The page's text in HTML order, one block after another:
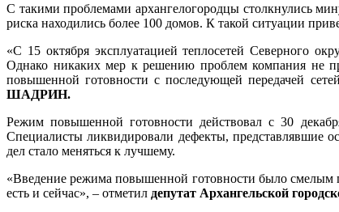
С такими проблемами архангелогородцы столкнулись
риска находились более 100 домов. К такой ситуации
«С 15 октября эксплуатацией теплосетей Северного
Однако никаких мер к решению проблем компания не
повышенной готовности с последующей передачей
ШАДРИН.
Режим повышенной готовности действовал с 30
Специалисты ликвидировали дефекты, представлявшие
дел стало меняться к лучшему.
«Введение режима повышенной готовности было смелым
есть и сейчас», – отметил депутат Архангельской